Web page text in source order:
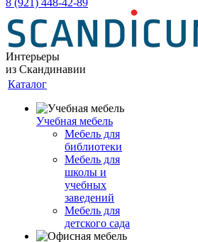
8 (921) 448-42-89
Интерьеры
из Скандинавии
Каталог
Учебная мебель
Мебель для
библиотеки
Мебель для
школы и
учебных
заведений
Мебель для
детского сада